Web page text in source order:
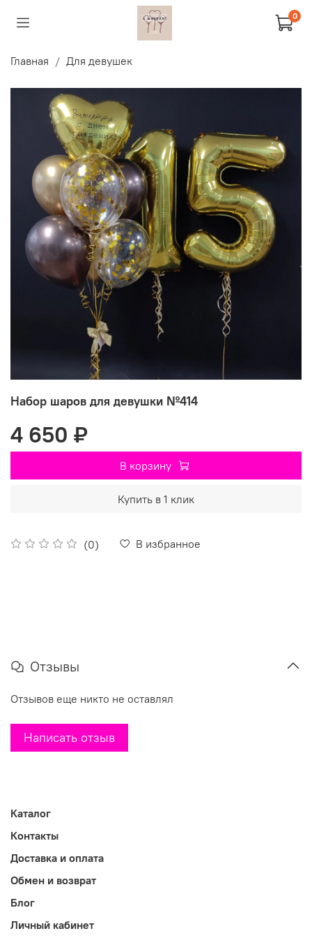
0
Главная Для девушек
Набор шаров для девушки №414
(0) В избранное
4 650 ₽
В корзину
Купить в 1 клик
Отзывы
Отзывов еще никто не оставлял
Написать отзыв
Каталог
Контакты
Доставка и оплата
Обмен и возврат
Блог
Личный кабинет